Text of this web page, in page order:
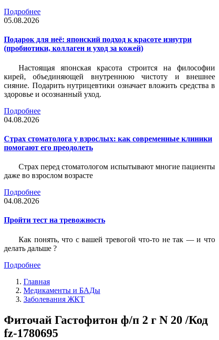
Подробнее
05.08.2026
Подарок для неё: японский подход к красоте изнутри
(пробиотики, коллаген и уход за кожей)
Настоящая японская красота строится на философии
кирей, объединяющей внутреннюю чистоту и внешнее
сияние. Подарить нутрицевтики означает вложить средства в
здоровье и осознанный уход.
Подробнее
04.08.2026
Страх стоматолога у взрослых: как современные клиники
помогают его преодолеть
Страх перед стоматологом испытывают многие пациенты
даже во взрослом возрасте
Подробнее
04.08.2026
Пройти тест на тревожность
Как понять, что с вашей тревогой что-то не так — и что
делать дальше ?
Подробнее
Главная
Медикаменты и БАДы
Заболевания ЖКТ
Фиточай Гастофитон ф/п 2 г N 20 /Код
fz-1780695